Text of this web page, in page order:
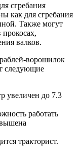
сгребания
как для сгребания
Также могут
валков.
ворошилок
следующие
увеличен до 7.3
работать
тракторист.